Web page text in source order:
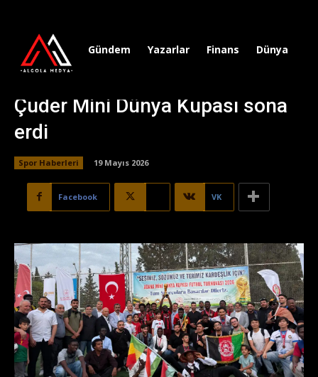
Gündem Yazarlar Finans Dünya
Çuder Mini Dünya Kupası sona
erdi
Spor Haberleri 19 Mayıs 2026
Facebook VK